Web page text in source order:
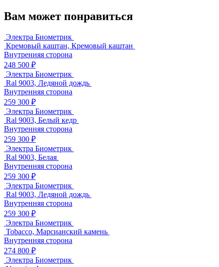
Вам может понравиться
Электра Биометрик
Кремовый каштан, Кремовый каштан
Внутренняя сторона
248 500 ₽
Электра Биометрик
Ral 9003, Ледяной дождь
Внутренняя сторона
259 300 ₽
Электра Биометрик
Ral 9003, Белый кедр
Внутренняя сторона
259 300 ₽
Электра Биометрик
Ral 9003, Белая
Внутренняя сторона
259 300 ₽
Электра Биометрик
Ral 9003, Ледяной дождь
Внутренняя сторона
259 300 ₽
Электра Биометрик
Tobacco, Марсианский камень
Внутренняя сторона
274 800 ₽
Электра Биометрик